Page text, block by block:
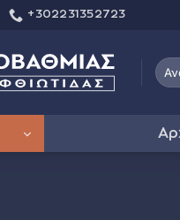
+302231352723